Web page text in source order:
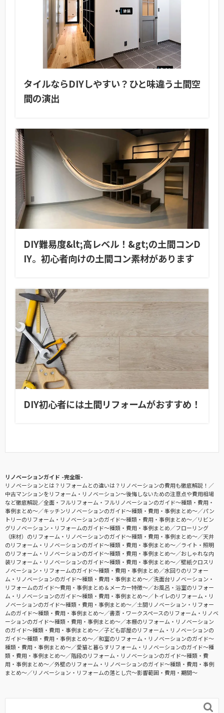
タイルならDIYしやすい？ひと味違う土間空
間の演出
DIY難易度&lt;高レベル！&gt;の土間コンD
IY。初心者向けの土間コン素材があります
DIY初心者には土間リフォームがおすすめ！
リノベーションガイド -完全版-
リノベーションとは？リフォームとの違いは？リノベーションの費用も徹底解説！
中古マンションをリフォーム・リノベーション〜後悔しないための注意点や費用相場
など徹底解説
全面・フルリフォーム・フルリノベーションのガイド〜種類・費用・
事例まとめ〜
キッチンリノベーションのガイド〜種類・費用・事例まとめ〜
パン
トリーのリフォーム・リノベーションのガイド〜種類・費用・事例まとめ〜
リビン
グリノベーション・リフォームのガイド〜種類・費用・事例まとめ
フローリング
（床材）のリフォーム・リノベーションのガイド〜種類・費用・事例まとめ〜
天井
のリフォーム・リノベーションのガイド〜種類・費用・事例まとめ〜
ライト・照明
のリフォーム・リノベーションのガイド〜種類・費用・事例まとめ〜
おしゃれな内
装リフォーム・リノベーションのガイド〜種類・費用・事例まとめ〜
壁紙クロスリ
ノベーション・リフォームのガイド〜種類・費用・事例まとめ
水回りのリフォー
ム・リノベーションのガイド〜種類・費用・事例まとめ〜
洗面台リノベーション・
リフォームのガイド〜費用・事例まとめ＆メーカー特徴〜
お風呂・浴室のリフォー
ム・リノベーションのガイド〜種類・費用・事例まとめ〜
トイレのリフォーム・リ
ノベーションのガイド〜種類・費用・事例まとめ〜
土間リノベーション・リフォー
ムのガイド〜種類・費用・事例まとめ〜
書斎・ワークスペースのリフォーム・リノベ
ーションのガイド〜種類・費用・事例まとめ〜
本棚のリフォーム・リノベーション
のガイド〜種類・費用・事例まとめ〜
子ども部屋のリフォーム・リノベーションの
ガイド〜種類・費用・事例まとめ〜
和室のリフォーム・リノベーションのガイド〜
種類・費用・事例まとめ〜
愛猫と暮らすリフォーム・リノベーションのガイド〜種
類・費用・事例まとめ〜
階段のリフォーム・リノベーションのガイド〜種類・費
用・事例まとめ〜
外壁のリフォーム・リノベーションのガイド〜種類・費用・事例
まとめ〜
リノベーション・リフォームの落とし穴～影響範囲・費用・期間～
